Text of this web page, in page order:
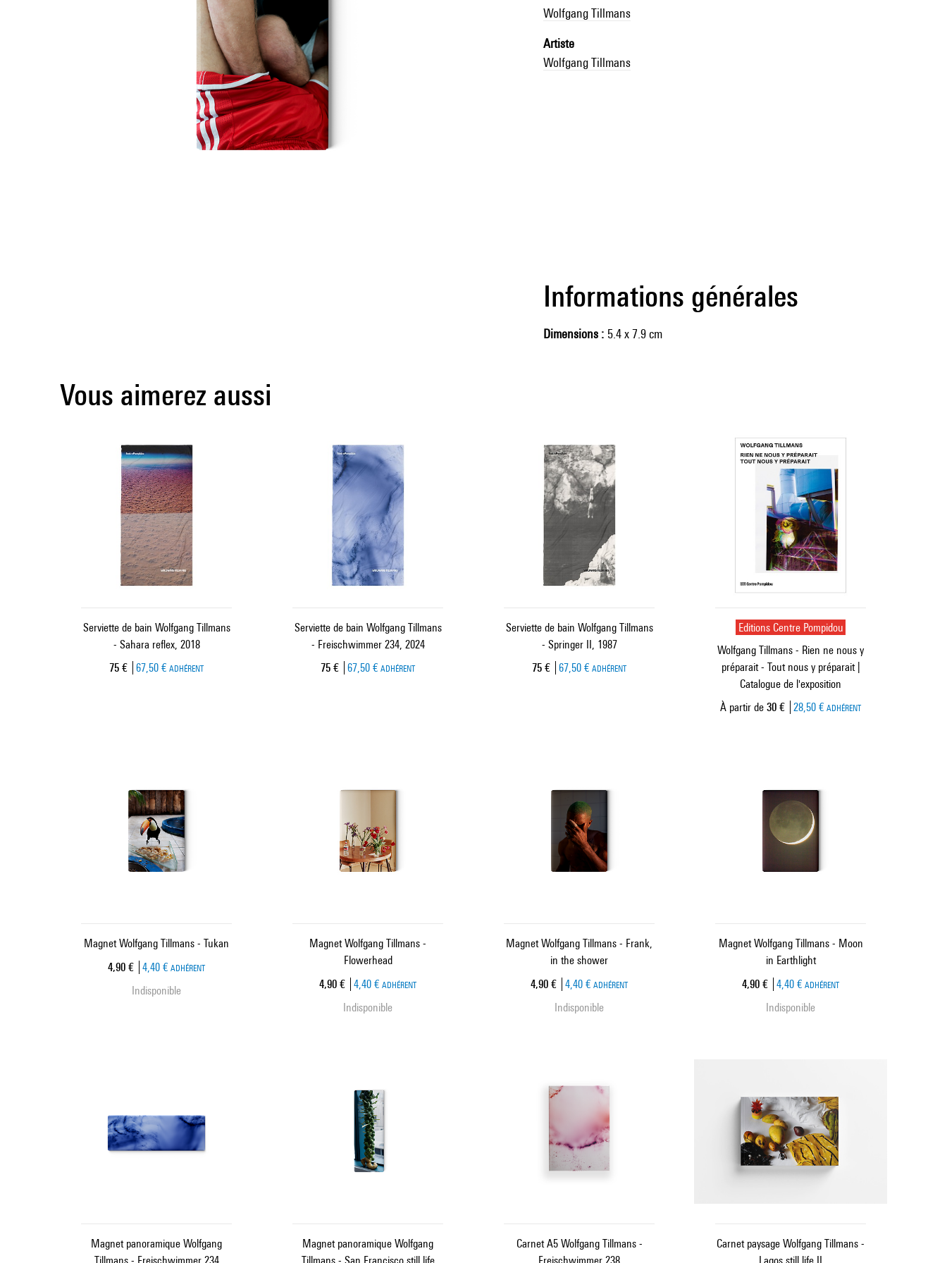
Wolfgang Tillmans
Artiste
Wolfgang Tillmans
Informations générales
Dimensions 5.4 x 7.9 cm
Vous aimerez aussi
Serviette de bain Wolfgang Tillmans
- Sahara reflex, 2018
Prix ​​actuel
75 € 67,50 € ADHÉRENT
Serviette de bain Wolfgang Tillmans
- Freischwimmer 234, 2024
Prix ​​actuel
75 € 67,50 € ADHÉRENT
Serviette de bain Wolfgang Tillmans
- Springer II, 1987
Prix ​​actuel
75 € 67,50 € ADHÉRENT
Editions Centre Pompidou
Wolfgang Tillmans - Rien ne nous y
préparait - Tout nous y préparait |
Catalogue de l'exposition
À partir de Prix ​​actuel
30 € 28,50 € ADHÉRENT
Magnet Wolfgang Tillmans - Tukan
Prix ​​actuel
4,90 € 4,40 € ADHÉRENT
Indisponible
Magnet Wolfgang Tillmans -
Flowerhead
Prix ​​actuel
4,90 € 4,40 € ADHÉRENT
Indisponible
Magnet Wolfgang Tillmans - Frank,
in the shower
Prix ​​actuel
4,90 € 4,40 € ADHÉRENT
Indisponible
Magnet Wolfgang Tillmans - Moon
in Earthlight
Prix ​​actuel
4,90 € 4,40 € ADHÉRENT
Indisponible
Magnet panoramique Wolfgang
Magnet panoramique Wolfgang
Carnet A5 Wolfgang Tillmans -
Carnet paysage Wolfgang Tillmans -